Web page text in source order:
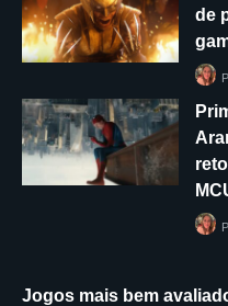
de
Jogos mais bem